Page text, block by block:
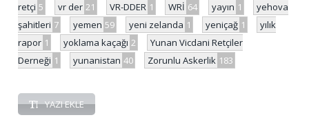
retçi 5 vr der 21 VR-DDER 1 WRİ 64 yayın 1
yehova
şahitleri 7 yemen 59 yeni zelanda 1 yeniçağ 1
yılık
rapor 1 yoklama kaçağı 2
Yunan Vicdani Retçiler
Derneği 1 yunanistan 40 Zorunlu Askerlik 183
YAZI EKLE